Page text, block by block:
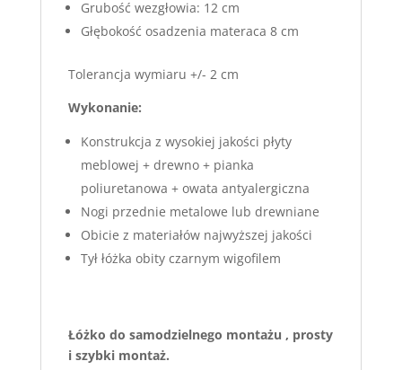
Grubość wezgłowia: 12 cm
Głębokość osadzenia materaca 8 cm
Tolerancja wymiaru +/- 2 cm
Wykonanie:
Konstrukcja z wysokiej jakości płyty
meblowej + drewno + pianka
poliuretanowa + owata antyalergiczna
Nogi przednie metalowe lub drewniane
Obicie z materiałów najwyższej jakości
Tył łóżka obity czarnym wigofilem
Łóżko do samodzielnego montażu , prosty
i szybki montaż.